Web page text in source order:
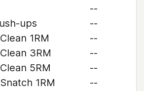
--
ups
--
1RM
--
3RM
--
5RM
--
1RM
--